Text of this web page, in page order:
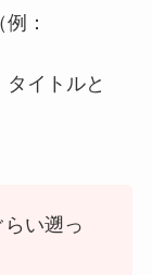
：
イトルと
い遡っ